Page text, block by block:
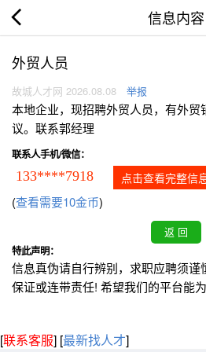
信息内容
外贸人员
故城人才网 2026.08.08 举报
本地企业，现招聘外贸人员，有外
议。联系郭经理
联系人手机/微信：
133****7918 点击查看完整信
(查看需要10金币)
特此声明：
信息真伪请自行辨别，求职应聘须
保证或连带责任! 希望我们的平台能
[联系客服] [最新找人才]